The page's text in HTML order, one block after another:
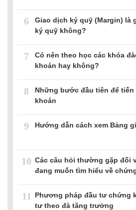
6
Giao dịch ký quỹ (Margin) là
ký quỹ không?
7
Có nên theo học các khóa
khoán hay không?
8
Những bước đầu tiên để
khoán
9 Hướng dẫn cách xem Bảng
10 Các câu hỏi thường gặp đối
đang muốn tìm hiểu về
11
Phương pháp đầu tư chứng
tư theo đà tăng trưởng